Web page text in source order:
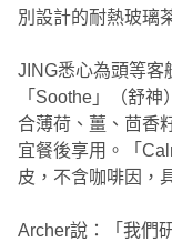
別設計的耐熱玻璃
JING悉心為頭等客
「Soothe」（舒
合薄荷、薑、茴香
宜餐後享用。「
皮，不含咖啡因，
Archer說：「我們